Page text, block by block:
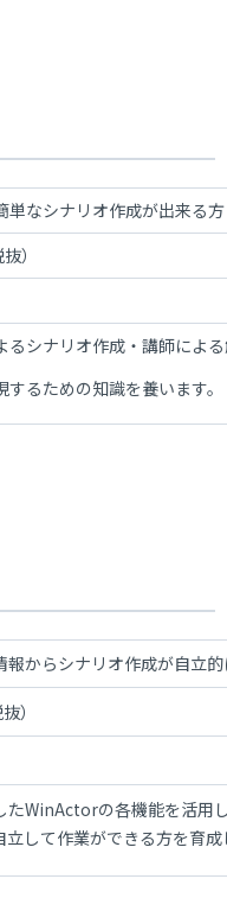
なシナリオ作成が出来る方
）
るシナリオ作成・講師によ
るための知識を養います。
からシナリオ作成が自立
）
たWinActorの各機能を活用
立して作業ができる方を育成